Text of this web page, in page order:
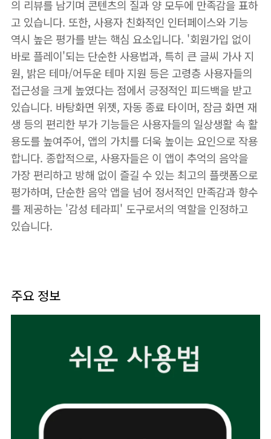
의 리뷰를 남기며 콘텐츠의 질과 양 모두에 만족감을 표하
고 있습니다. 또한, 사용자 친화적인 인터페이스와 기능
역시 높은 평가를 받는 핵심 요소입니다. '회원가입 없이
바로 플레이'되는 단순한 사용법과, 특히 큰 글씨 가사 지
원, 밝은 테마/어두운 테마 지원 등은 고령층 사용자들의
접근성을 크게 높였다는 점에서 긍정적인 피드백을 받고
있습니다. 바탕화면 위젯, 자동 종료 타이머, 잠금 화면 재
생 등의 편리한 부가 기능들은 사용자들의 일상생활 속 활
용도를 높여주어, 앱의 가치를 더욱 높이는 요인으로 작용
합니다. 종합적으로, 사용자들은 이 앱이 추억의 음악을
가장 편리하고 방해 없이 즐길 수 있는 최고의 플랫폼으로
평가하며, 단순한 음악 앱을 넘어 정서적인 만족감과 향수
를 제공하는 '감성 테라피' 도구로서의 역할을 인정하고
있습니다.
주요 정보